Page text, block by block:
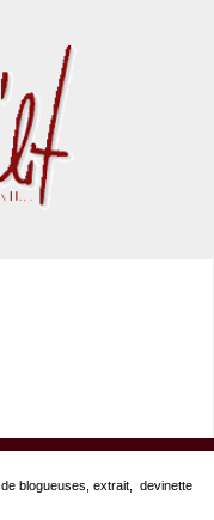
blogueuses, extrait, devinette